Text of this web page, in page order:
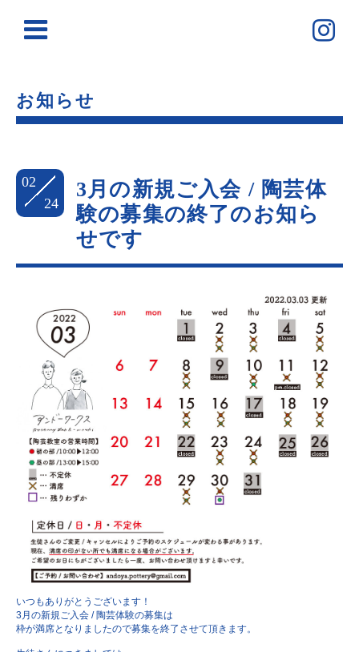
お知らせ
02
24
3月の新規ご入会 / 陶芸体
験の募集の終了のお知ら
せです
いつもありがとうございます！
3月の新規ご入会 / 陶芸体験の募集は
枠が満席となりましたので募集を終了させて頂きます。